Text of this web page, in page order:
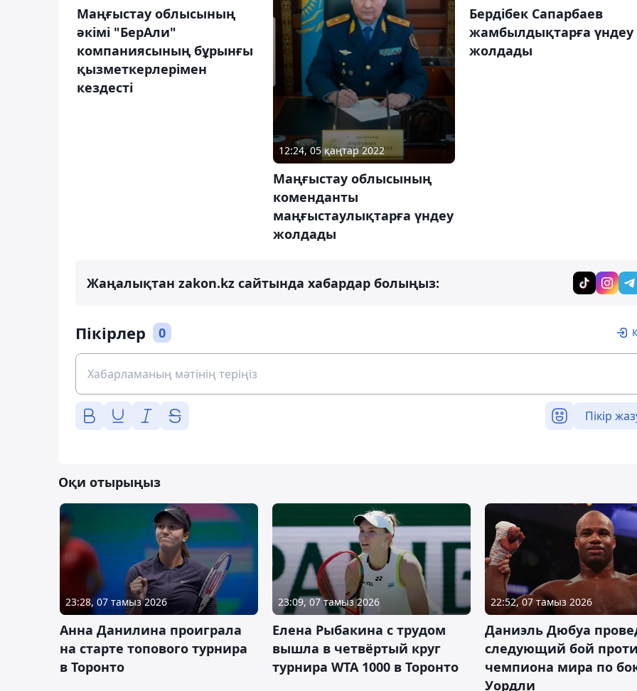
Маңғыстау облысының
әкімі "БерАли"
компаниясының бұрынғы
қызметкерлерімен
кездесті
12:24, 05 қаңтар 2022
Маңғыстау облысының
коменданты
маңғыстаулықтарға үндеу
жолдады
Бердібек Сапарбаев
жамбылдықтарға үндеу
жолдады
Жаңалықтан zakon.kz сайтында хабардар болыңыз:
Пікірлер 0
Пікір
Оқи отырыңыз
23:28, 07 тамыз 2026
Анна Данилина проиграла
на старте топового турнира
в Торонто
23:09, 07 тамыз 2026
Елена Рыбакина с трудом
вышла в четвёртый круг
турнира WTA 1000 в Торонто
22:52, 07 тамыз 2026
Даниэль Дюбуа
следующий бой
чемпиона мира по
Уордли